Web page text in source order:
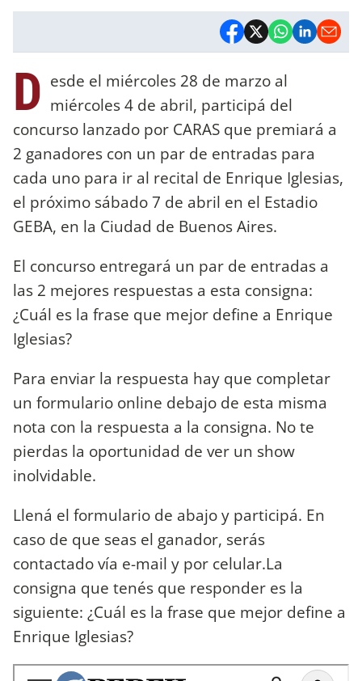
D esde el miércoles 28 de marzo al
miércoles 4 de abril, participá del
concurso lanzado por CARAS que premiará a
2 ganadores con un par de entradas para
cada uno para ir al recital de Enrique Iglesias,
el próximo sábado 7 de abril en el Estadio
GEBA, en la Ciudad de Buenos Aires.
El concurso entregará un par de entradas a
las 2 mejores respuestas a esta consigna:
¿Cuál es la frase que mejor define a Enrique
Iglesias?
Para enviar la respuesta hay que completar
un formulario online debajo de esta misma
nota con la respuesta a la consigna. No te
pierdas la oportunidad de ver un show
inolvidable.
Llená el formulario de abajo y participá. En
caso de que seas el ganador, serás
contactado vía e-mail y por celular.La
consigna que tenés que responder es la
siguiente: ¿Cuál es la frase que mejor define a
Enrique Iglesias?